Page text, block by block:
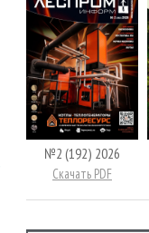
№2 (192) 2026
Скачать PDF